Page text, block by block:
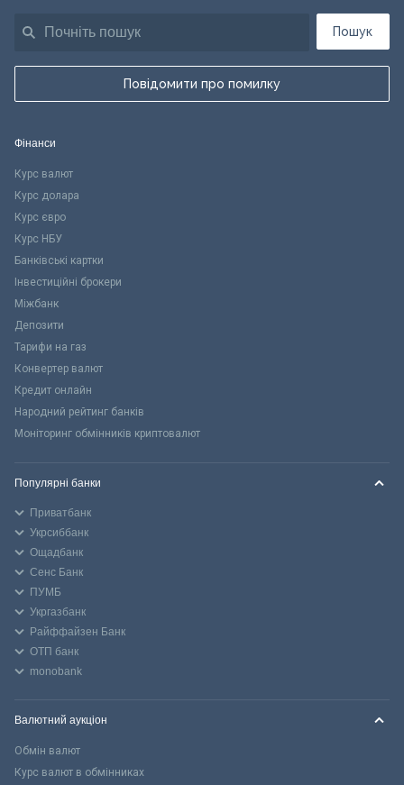
Пошук
Повідомити про помилку
Фінанси
Курс валют
Курс долара
Курс євро
Курс НБУ
Банківські картки
Інвестиційні брокери
Міжбанк
Депозити
Тарифи на газ
Конвертер валют
Кредит онлайн
Народний рейтинг банків
Моніторинг обмінників криптовалют
Популярні банки
Приватбанк
Укрсиббанк
Ощадбанк
Сенс Банк
ПУМБ
Укргазбанк
Райффайзен Банк
ОТП банк
monobank
Валютний аукціон
Обмін валют
Курс валют в обмінниках